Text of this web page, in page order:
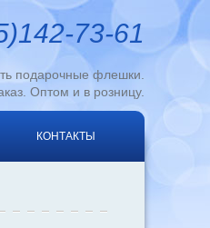
73-61
подарочные флешки.
Оптом и в розницу.
КОНТАКТЫ